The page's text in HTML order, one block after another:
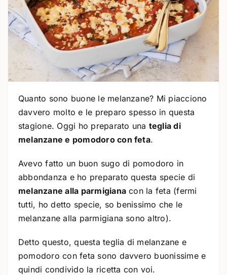
Quanto sono buone le melanzane? Mi piacciono
davvero molto e le preparo spesso in questa
stagione. Oggi ho preparato una teglia di
melanzane e pomodoro con feta.
Avevo fatto un buon sugo di pomodoro in
abbondanza e ho preparato questa specie di
melanzane alla parmigiana con la feta (fermi
tutti, ho detto specie, so benissimo che le
melanzane alla parmigiana sono altro).
Detto questo, questa teglia di melanzane e
pomodoro con feta sono davvero buonissime e
quindi condivido la ricetta con voi.